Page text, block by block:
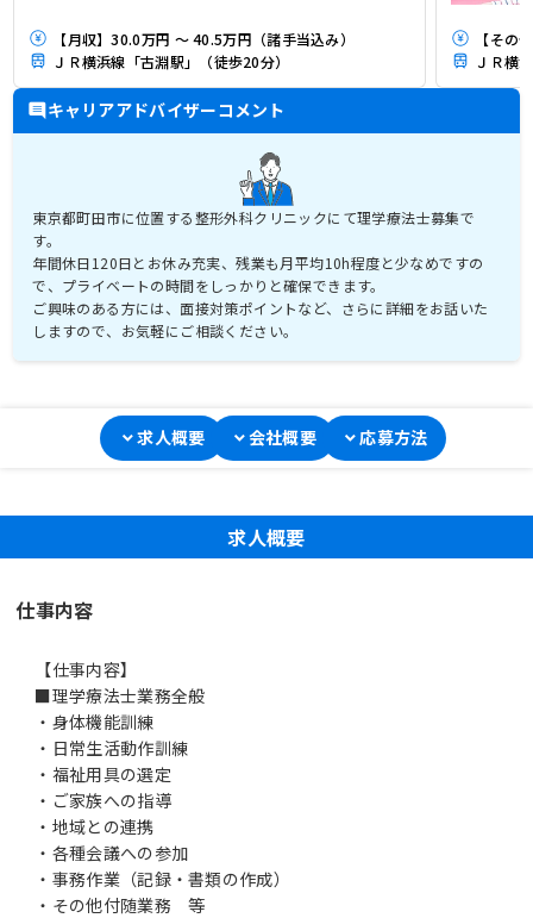
【月収】30.0万円 ～ 40.5万円（諸手当込み）
ＪＲ横浜線「古淵駅」（徒歩20分）
【その
ＪＲ横
キャリアアドバイザーコメント
東京都町田市に位置する整形外科クリニックにて理学療法士募集で
す。
年間休日120日とお休み充実、残業も月平均10h程度と少なめですの
で、プライベートの時間をしっかりと確保できます。
ご興味のある方には、面接対策ポイントなど、さらに詳細をお話いた
しますので、お気軽にご相談ください。
求人概要 会社概要 応募方法
求人概要
仕事内容
【仕事内容】
■理学療法士業務全般
・身体機能訓練
・日常生活動作訓練
・福祉用具の選定
・ご家族への指導
・地域との連携
・各種会議への参加
・事務作業（記録・書類の作成）
・その他付随業務 等